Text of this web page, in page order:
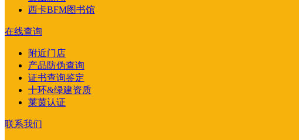
西卡BFM图书馆
在线查询
附近门店
产品防伪查询
证书查询鉴定
十环&绿建资质
莱茵认证
联系我们